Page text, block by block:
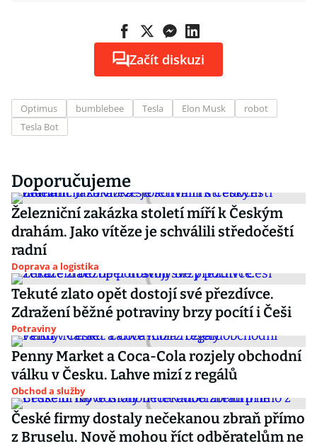
Začít diskuzi
Optimus bumblebee Tesla Elon Musk
robot
Tesla Bot
Doporučujeme
Železniční zakázka století míří k Českým
drahám. Jako vítěze je schválili středočeští
radní
Doprava a logistika
Tekuté zlato opět dostojí své přezdívce.
Zdražení běžné potraviny brzy pocítí i Češi
Potraviny
Penny Market a Coca-Cola rozjely obchodní
válku v Česku. Lahve mizí z regálů
Obchod a služby
České firmy dostaly nečekanou zbraň přímo
z Bruselu. Nově mohou říct odběratelům ne